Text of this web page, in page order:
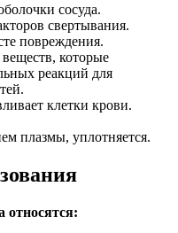
сосуда.
свертывания.
повреждения.
которые
реакций для
клетки крови.
плазмы, уплотняется.
относятся: